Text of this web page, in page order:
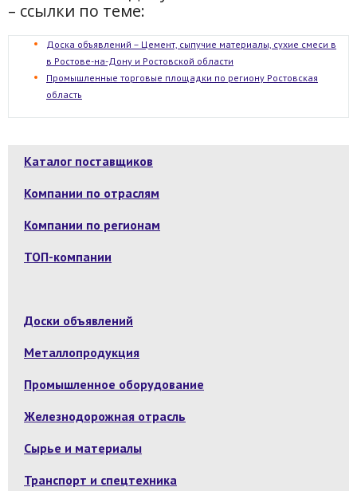
– ссылки по теме:
Доска объявлений – Цемент, сыпучие материалы, сухие смеси в
в Ростове-на-Дону и Ростовской области
Промышленные торговые площадки по региону Ростовская
область
Каталог поставщиков
Компании по отраслям
Компании по регионам
ТОП-компании
Доски объявлений
Металлопродукция
Промышленное оборудование
Железнодорожная отрасль
Сырье и материалы
Транспорт и спецтехника